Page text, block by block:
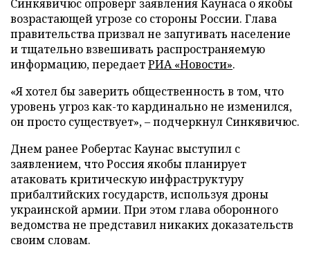
Синкявичюс опроверг заявления Каунаса о якобы
возрастающей угрозе со стороны России. Глава
правительства призвал не запугивать население
и тщательно взвешивать распространяемую
информацию, передаетРИА «Новости».
«Я хотел бы заверить общественность в том, что
уровень угроз как-то кардинально не изменился,
он просто существует», – подчеркнул Синкявичюс.
Днем ранее Робертас Каунас выступил с
заявлением, что Россия якобы планирует
атаковать критическую инфраструктуру
прибалтийских государств, используя дроны
украинской армии. При этом глава оборонного
ведомства не представил никаких доказательств
своим словам.